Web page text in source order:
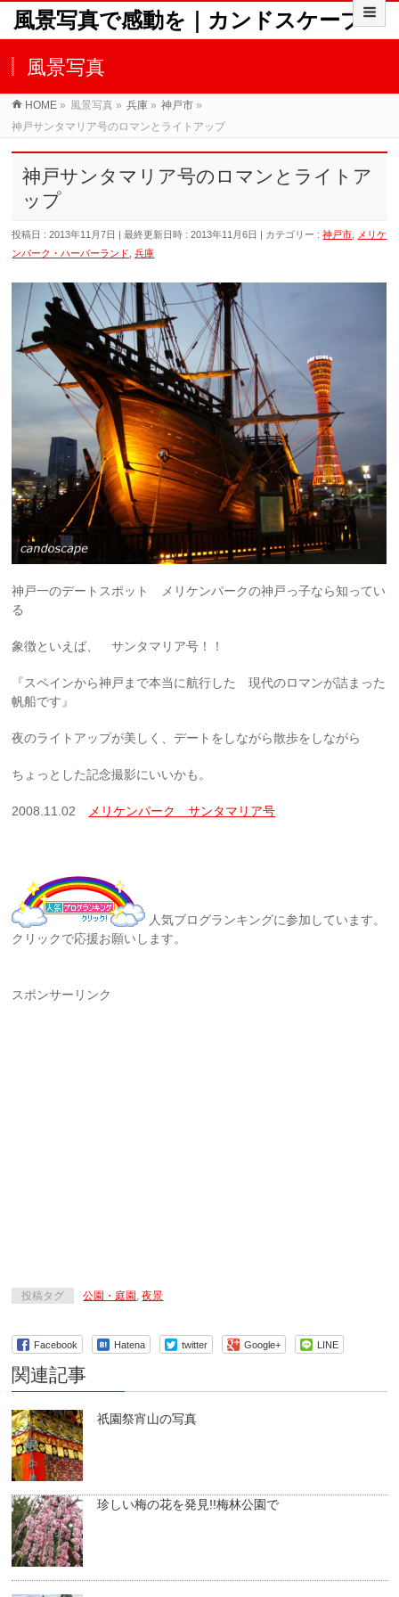
風景写真で感動を｜カンドスケープ
風景写真
HOME » 風景写真 » 兵庫 » 神戸市 »
神戸サンタマリア号のロマンとライトアップ
神戸サンタマリア号のロマンとライトア
ップ
投稿日 : 2013年11月7日 最終更新日時 : 2013年11月6日 カテゴリー :神戸市
メリケ
ンパーク・ハーバーランド ,兵庫
神戸一のデートスポット メリケンパークの神戸っ子なら知ってい
る
象徴といえば、 サンタマリア号！！
『スペインから神戸まで本当に航行した 現代のロマンが詰まった
帆船です』
夜のライトアップが美しく、デートをしながら散歩をしながら
ちょっとした記念撮影にいいかも。
2008.11.02 メリケンパーク サンタマリア号
人気ブログランキングに参加しています。
クリックで応援お願いします。
スポンサーリンク
投稿タグ 公園・庭園 ,夜景
Facebook Hatena twitter Google+ LINE
関連記事
祇園祭宵山の写真
珍しい梅の花を発見!!梅林公園で